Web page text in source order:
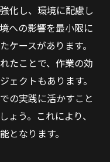
化し、環境に配慮し
への影響を最小限に
ケースがあります。
たことで、作業の効
ェクトもあります。
の実践に活かすこと
ょう。これにより、
となります。